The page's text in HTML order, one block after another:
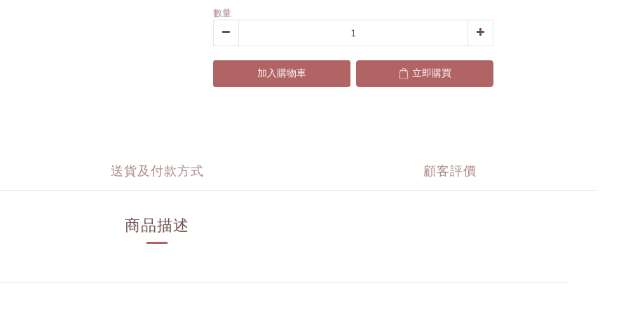
數量
加入購物車 立即購買
送貨及付款方式 顧客評價
商品描述